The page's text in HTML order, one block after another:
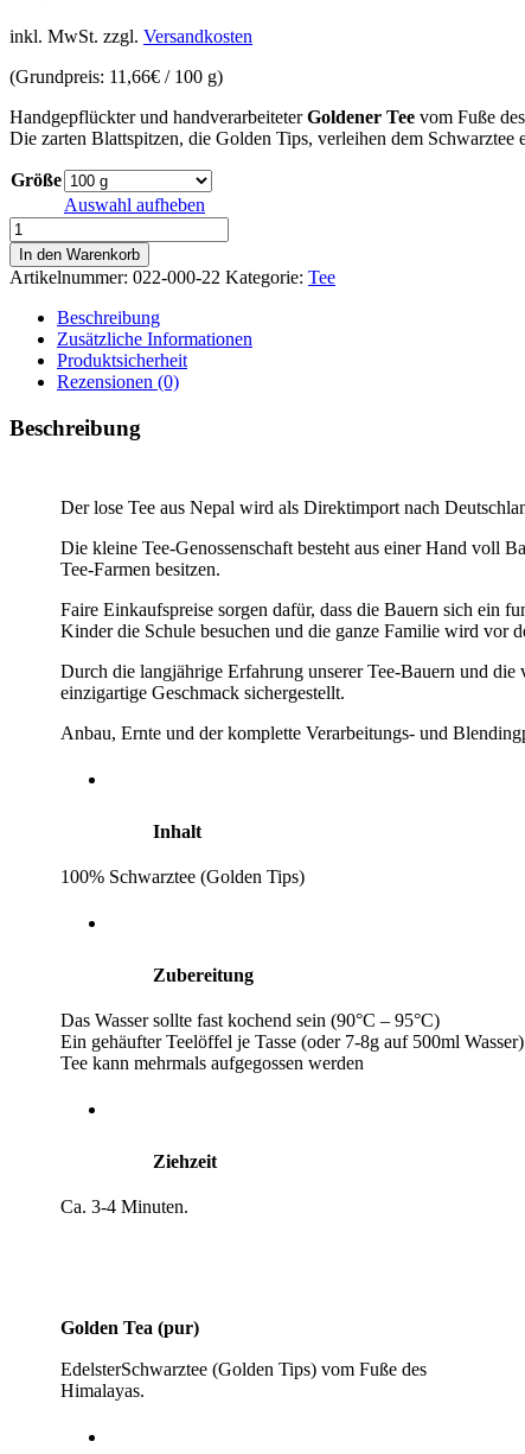
inkl. MwSt. zzgl. Versandkosten
(Grundpreis: 11,66€ / 100 g)
Handgepflückter und handverarbeiteterGoldener Tee vom Fuße
Die zarten Blattspitzen, die Golden Tips, verleihen dem Schwarztee
Größe
Auswahl aufheben
Nepal
Golden
Tea
Menge
In den Warenkorb
Artikelnummer: 022-000-22 Kategorie: Tee
Beschreibung
Zusätzliche Informationen
Produktsicherheit
Rezensionen (0)
Beschreibung
Der lose Tee aus Nepal wird als Direktimport nach
Die kleine Tee-Genossenschaft besteht aus einer Hand voll
Tee-Farmen besitzen.
Faire Einkaufspreise sorgen dafür, dass die Bauern sich ein
Kinder die Schule besuchen und die ganze Familie wird vor
Durch die langjährige Erfahrung unserer Tee-Bauern und
einzigartige Geschmack sichergestellt.
Anbau, Ernte und der komplette Verarbeitungs- und
Inhalt
100% Schwarztee (Golden Tips)
Zubereitung
Das Wasser sollte fast kochend sein (90°C – 95°C)
Ein gehäufter Teelöffel je Tasse (oder 7-8g auf 500ml Wasser)
Tee kann mehrmals aufgegossen werden
Ziehzeit
Ca. 3-4 Minuten.
Golden Tea (pur)
EdelsterSchwarztee (Golden Tips) vom Fuße des
Himalayas.